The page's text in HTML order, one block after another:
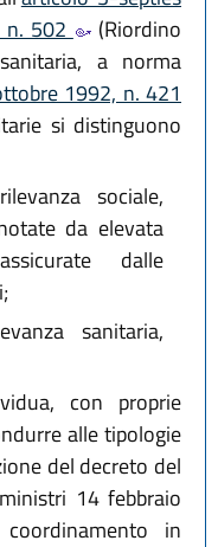
n. 502
(Riordino
a norma
1992, n. 421
si distinguono
sociale,
da elevata
dalle
sanitaria,
con proprie
alle tipologie
del decreto del
14 febbraio
in